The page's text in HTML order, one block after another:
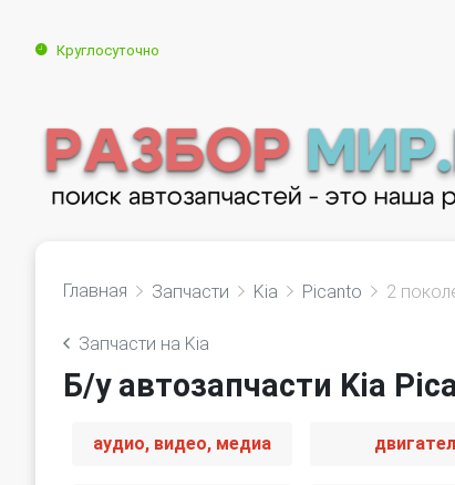
Круглосуточно
Главная Запчасти Kia Picanto 2
Запчасти на Kia
Б/у автозапчасти Kia
аудио, видео, медиа